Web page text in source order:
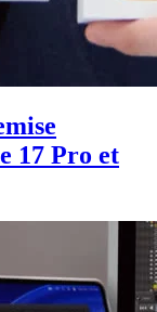
17 Pro et